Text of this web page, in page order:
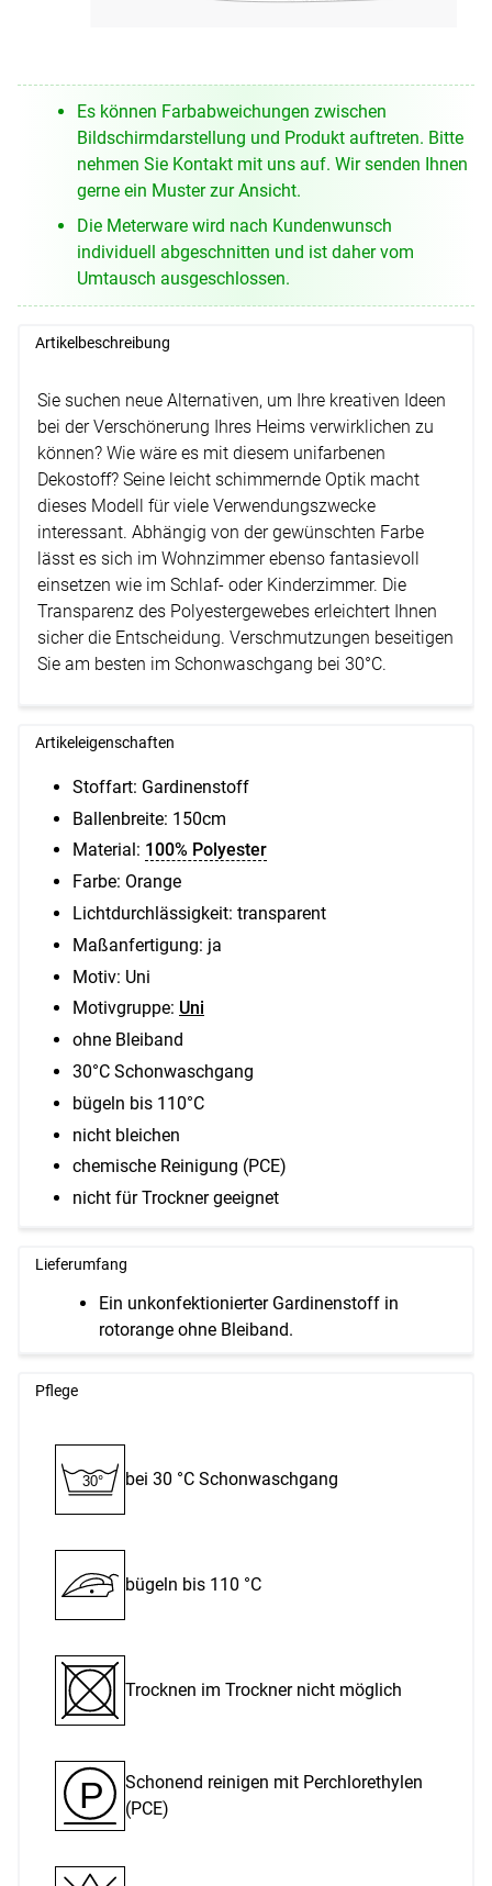
Es können Farbabweichungen zwischen
Bildschirmdarstellung und Produkt auftreten. Bitte
nehmen Sie Kontakt mit uns auf. Wir senden Ihnen
gerne ein Muster zur Ansicht.
Die Meterware wird nach Kundenwunsch
individuell abgeschnitten und ist daher vom
Umtausch ausgeschlossen.
Artikelbeschreibung
Sie suchen neue Alternativen, um Ihre kreativen Ideen
bei der Verschönerung Ihres Heims verwirklichen zu
können? Wie wäre es mit diesem unifarbenen
Dekostoff? Seine leicht schimmernde Optik macht
dieses Modell für viele Verwendungszwecke
interessant. Abhängig von der gewünschten Farbe
lässt es sich im Wohnzimmer ebenso fantasievoll
einsetzen wie im Schlaf- oder Kinderzimmer. Die
Transparenz des Polyestergewebes erleichtert Ihnen
sicher die Entscheidung. Verschmutzungen beseitigen
Sie am besten im Schonwaschgang bei 30°C.
Artikeleigenschaften
Stoffart: Gardinenstoff
Ballenbreite: 150cm
Material: 100% Polyester
Farbe: Orange
Lichtdurchlässigkeit: transparent
Maßanfertigung: ja
Motiv: Uni
Motivgruppe: Uni
ohne Bleiband
30°C Schonwaschgang
bügeln bis 110°C
nicht bleichen
chemische Reinigung (PCE)
nicht für Trockner geeignet
Lieferumfang
Ein unkonfektionierter Gardinenstoff in
rotorange ohne Bleiband.
Pflege
30° bei 30 °C Schon­waschgang
bügeln bis 110 °C
Trocknen im Trockner nicht möglich
P
Schonend reinigen mit Perchlor­ethylen
(PCE)